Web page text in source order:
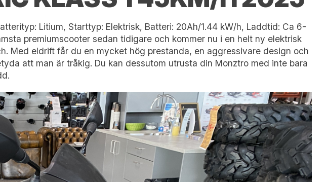
Litium, Starttyp: Elektrisk, Batteri: 20Ah/1.44 kW/h, Laddtid: Ca 6-
premiumscooter sedan tidigare och kommer nu i en helt ny elektrisk
Med eldrift får du en mycket hög prestanda, en aggressivare design och
att man är tråkig. Du kan dessutom utrusta din Monztro med inte bara